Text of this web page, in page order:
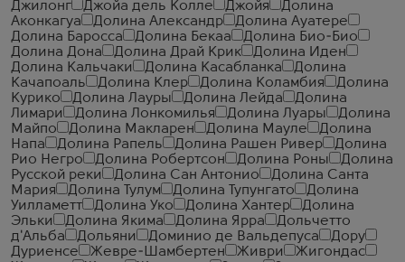
Джилонг
Джойа дель Колле Джойя
Долина
Аконкагуа
Долина Александр
Долина Ауатере
Долина Баросса
Долина Бекаа
Долина Био-Био
Долина Дона
Долина Драй Крик
Долина Иден
Долина Кальчаки
Долина Касабланка
Долина
Качапоаль
Долина Клер Долина Коламбия
Долина
Курико
Долина Лауры Долина Лейда
Долина
Лимари
Долина Лонкомилья Долина Луары
Долина
Майпо
Долина Макларен Долина Мауле
Долина
Напа
Долина Рапель Долина Рашен Ривер
Долина
Рио Негро
Долина Робертсон Долина Роны
Долина
Русской реки
Долина Сан Антонио
Долина Санта
Мария
Долина Тулум Долина Тупунгато
Долина
Уилламетт
Долина Уко Долина Хантер
Долина
Эльки
Долина Якима Долина Ярра
Дольчетто
д'Альба
Дольяни Доминио де Вальдепуса
Дору
Дуриенсе
Жевре-Шамбертен Живри
Жигондас